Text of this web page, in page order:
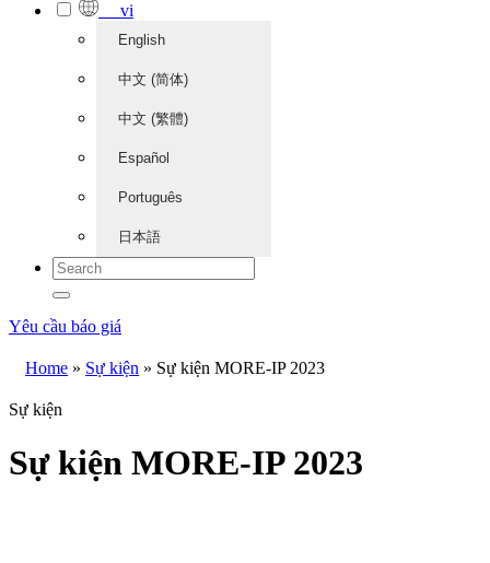
vi
English
中文 (简体)
中文 (繁體)
Español
Português
日本語
Yêu cầu báo giá
Home » Sự kiện » Sự kiện MORE-IP 2023
Sự kiện
Sự kiện MORE-IP 2023